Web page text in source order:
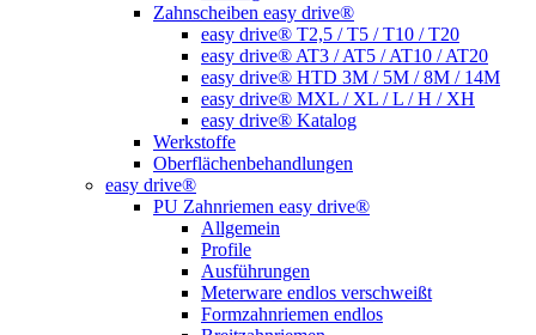
Zahnscheiben easy drive®
easy drive® T2,5 / T5 / T10 / T20
easy drive® AT3 / AT5 / AT10 / AT20
easy drive® HTD 3M / 5M / 8M / 14M
easy drive® MXL / XL / L / H / XH
easy drive® Katalog
Werkstoffe
Oberflächenbehandlungen
easy drive®
PU Zahnriemen easy drive®
Allgemein
Profile
Ausführungen
Meterware endlos verschweißt
Formzahnriemen endlos